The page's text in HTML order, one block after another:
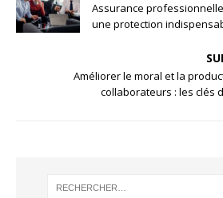
Assurance
une protection
Améliorer le moral et la
collaborateurs : les clés